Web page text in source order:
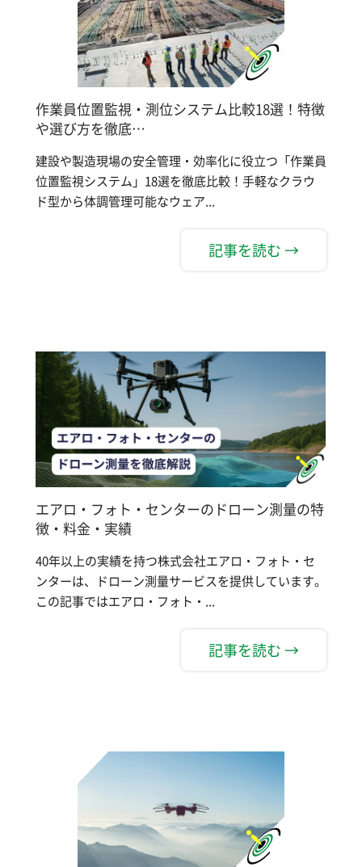
作業員位置監視・測位システム比較18選！特徴
や選び方を徹底…
建設や製造現場の安全管理・効率化に役立つ「作業員
位置監視システム」18選を徹底比較！手軽なクラウ
ド型から体調管理可能なウェア...
記事を読む →
エアロ・フォト・センターのドローン測量の特
徴・料金・実績
40年以上の実績を持つ株式会社エアロ・フォト・セ
ンターは、ドローン測量サービスを提供しています。
この記事ではエアロ・フォト・...
記事を読む →